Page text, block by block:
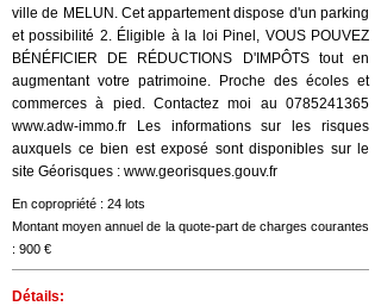
ville de MELUN. Cet appartement dispose d'un parking
et possibilité 2. Éligible à la loi Pinel, VOUS POUVEZ
BÉNÉFICIER DE RÉDUCTIONS D'IMPÔTS tout en
augmentant votre patrimoine. Proche des écoles et
commerces à pied. Contactez moi au 0785241365
www.adw-immo.fr Les informations sur les risques
auxquels ce bien est exposé sont disponibles sur le
site Géorisques : www.georisques.gouv.fr
En copropriété : 24 lots
Montant moyen annuel de la quote-part de charges courantes
: 900 €
Détails: